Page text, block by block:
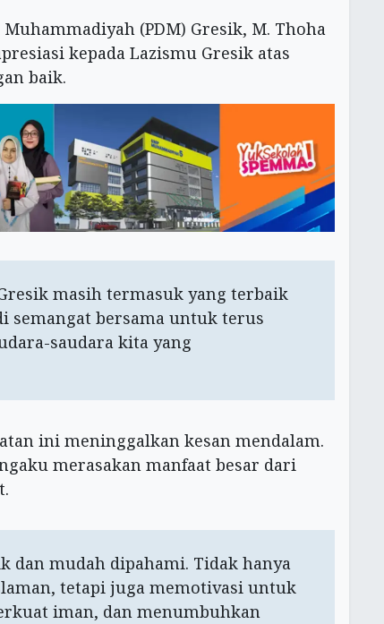
(PDM) Gresik, M. Thoha
kepada Lazismu Gresik atas
baik.
masih termasuk yang terbaik
semangat bersama untuk terus
saudara kita yang
ini meninggalkan kesan mendalam.
merasakan manfaat besar dari
dan mudah dipahami. Tidak hanya
tetapi juga memotivasi untuk
iman, dan menumbuhkan